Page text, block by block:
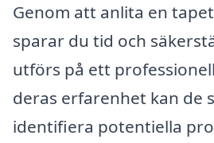
Genom att anlita en
sparar du tid och
utförs på ett
deras erfarenhet kan de
identifiera potentiella